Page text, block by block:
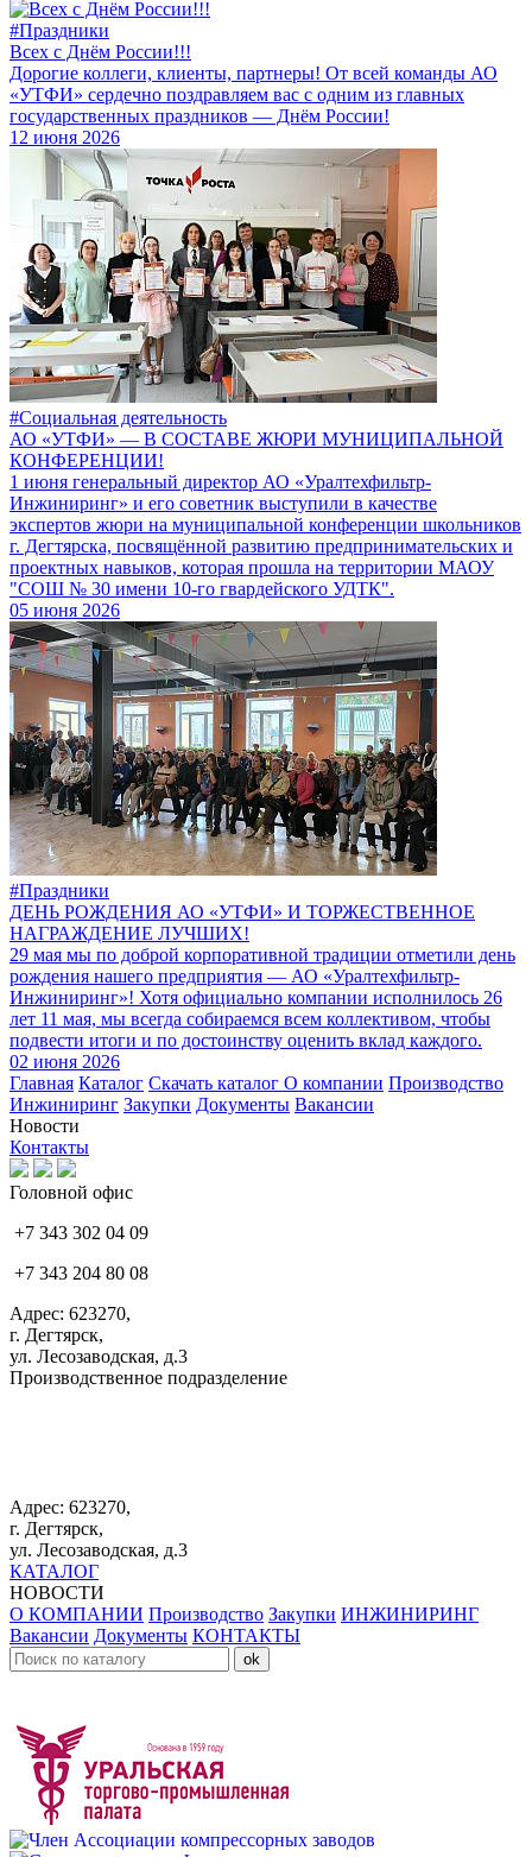
#Праздники
Всех с Днём России!!!
Дорогие коллеги, клиенты, партнеры! От всей команды АО
«УТФИ» сердечно поздравляем вас с одним из главных
государственных праздников — Днём России!
12 июня 2026
#Социальная деятельность
АО «УТФИ» — В СОСТАВЕ ЖЮРИ МУНИЦИПАЛЬНОЙ
КОНФЕРЕНЦИИ!
1 июня генеральный директор АО «Уралтехфильтр-
Инжиниринг» и его советник выступили в качестве
экспертов жюри на муниципальной конференции школьников
г. Дегтярска, посвящённой развитию предпринимательских и
проектных навыков, которая прошла на территории МАОУ
"СОШ № 30 имени 10-го гвардейского УДТК".
05 июня 2026
#Праздники
ДЕНЬ РОЖДЕНИЯ АО «УТФИ» И ТОРЖЕСТВЕННОЕ
НАГРАЖДЕНИЕ ЛУЧШИХ!
29 мая мы по доброй корпоративной традиции отметили день
рождения нашего предприятия — АО «Уралтехфильтр-
Инжиниринг»! Хотя официально компании исполнилось 26
лет 11 мая, мы всегда собираемся всем коллективом, чтобы
подвести итоги и по достоинству оценить вклад каждого.
02 июня 2026
Главная Каталог Скачать каталог О компании Производство
Инжиниринг Закупки Документы Вакансии
Новости
Контакты
Головной офис
+7 343 302 04 09
+7 343 204 80 08
Адрес: 623270,
г. Дегтярск,
ул. Лесозаводская, д.3
Производственное подразделение
Адрес: 623270,
г. Дегтярск,
ул. Лесозаводская, д.3
КАТАЛОГ
НОВОСТИ
О КОМПАНИИ Производство Закупки ИНЖИНИРИНГ
Вакансии Документы КОНТАКТЫ